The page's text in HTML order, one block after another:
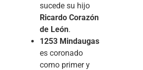
sucede su hijo
Ricardo Corazón
de León.
1253 Mindaugas
es coronado
como primer y